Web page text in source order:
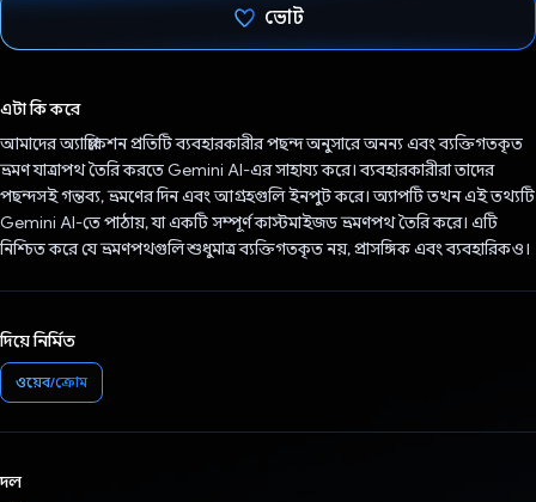
ভোট
এটা কি করে
আমাদের অ্যাপ্লিকেশন প্রতিটি ব্যবহারকারীর পছন্দ অনুসারে অনন্য এবং ব্যক্তিগতকৃত
ভ্রমণ যাত্রাপথ তৈরি করতে Gemini AI-এর সাহায্য করে। ব্যবহারকারীরা তাদের
পছন্দসই গন্তব্য, ভ্রমণের দিন এবং আগ্রহগুলি ইনপুট করে। অ্যাপটি তখন এই তথ্যটি
Gemini AI-তে পাঠায়, যা একটি সম্পূর্ণ কাস্টমাইজড ভ্রমণপথ তৈরি করে। এটি
নিশ্চিত করে যে ভ্রমণপথগুলি শুধুমাত্র ব্যক্তিগতকৃত নয়, প্রাসঙ্গিক এবং ব্যবহারিকও।
দিয়ে নির্মিত
ওয়েব/ক্রোম
দল